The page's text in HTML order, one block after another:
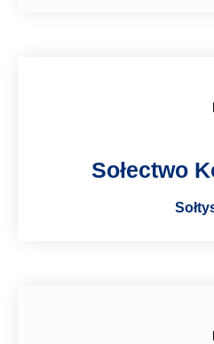
Sołectwo